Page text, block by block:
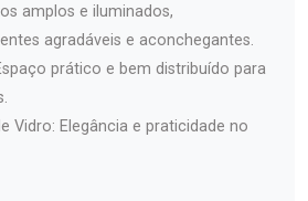
amplos e iluminados,
agradáveis e aconchegantes.
prático e bem distribuído para
Vidro: Elegância e praticidade no